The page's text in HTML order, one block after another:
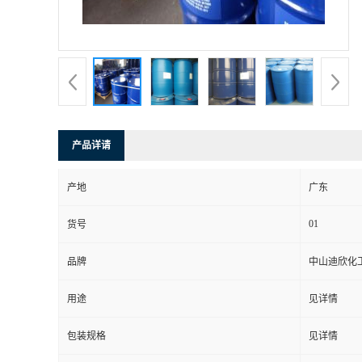
产品详请
产地 广东
货号 01
品牌 中山迪欣化
用途 见详情
包装规格 见详情